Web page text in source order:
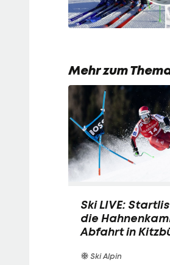
Mehr zum
Ski LIVE:
die
Abfahrt in
Ski Alpin